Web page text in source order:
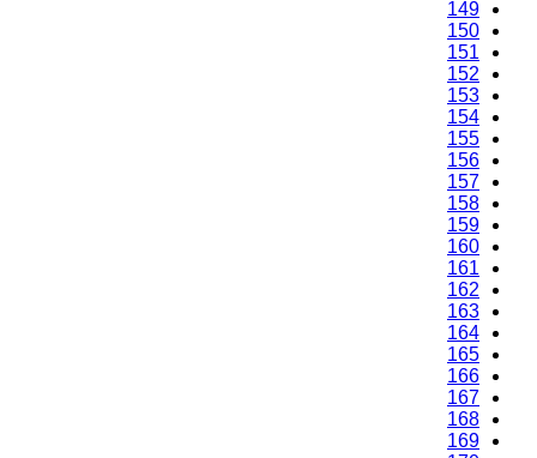
149
150
151
152
153
154
155
156
157
158
159
160
161
162
163
164
165
166
167
168
169